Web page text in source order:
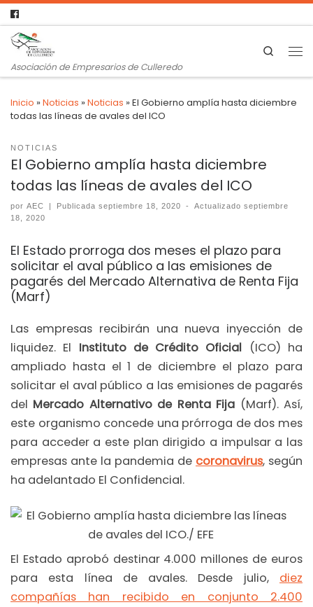
Asociación de Empresarios de Culleredo
Search
Inicio »Noticias »Noticias »El Gobierno amplía hasta diciembre
todas las líneas de avales del ICO
NOTICIAS
El Gobierno amplía hasta diciembre
todas las líneas de avales del ICO
por AEC | Publicadaseptiembre 18, 2020 - Actualizadoseptiembre
18, 2020
El Estado prorroga dos meses el plazo para
solicitar el aval público a las emisiones de
pagarés del Mercado Alternativa de Renta Fija
(Marf)
Las empresas recibirán una nueva inyección de
liquidez. El Instituto de Crédito Oficial (ICO) ha
ampliado hasta el 1 de diciembre el plazo para
solicitar el aval público a las emisiones de pagarés
del Mercado Alternativo de Renta Fija (Marf). Así,
este organismo concede una prórroga de dos mes
para acceder a este plan dirigido a impulsar a las
empresas ante la pandemia de coronavirus, según
ha adelantado El Confidencial.
El Estado aprobó destinar 4.000 millones de euros
para esta línea de avales. Desde julio, diez
compañías han recibido en conjunto 2.400